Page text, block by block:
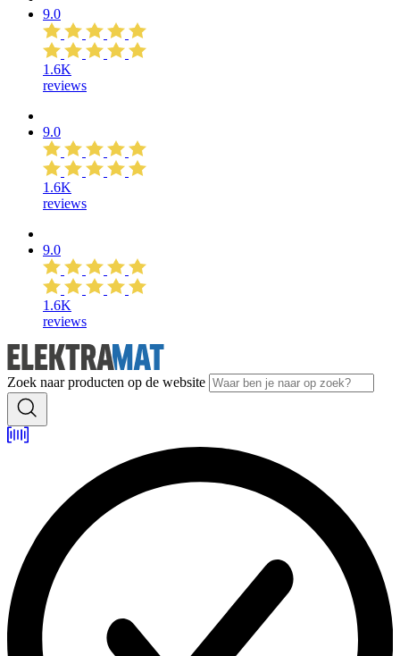
9.0
1.6K
reviews
9.0
1.6K
reviews
9.0
1.6K
reviews
Zoek naar producten op de website